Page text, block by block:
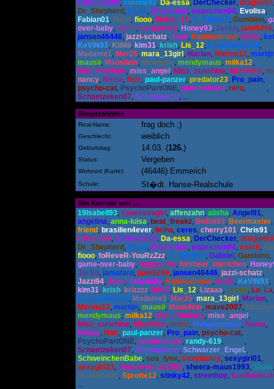
Chrissi2603, corona92, Da-essa, DerChecker, dragon93,
Dr_Shepherd , Elyas, Engelchen, engelchen94, Evolisa,
Fabian01, Farid , fiooo, flinkel_15, F_ToRReS, Gambino,
over-baby, girl77, happycore, Honey93, Jacko, jane9296,
jansen46446, jazzi-schatz, Jean, Kaddiadmiral , kaRo,
KeViN93, KiiMii, kim31, krish, Lis_12, LunaLovegood ,
Madame1, Mar25, mara_13girl , Marian, Marina12,
mausii, Mausilein, Mcwayne, mendymaus, milka12,
Mini_Pinklady, miss_angel , Misz_sunshine, MizzAlina,
nancy, Neina, Noir, paul-panzer, predator23, Pro_pain,
psycho-cat, PsychoPartONE, qammelcore, reru,
,
Schaetzeken07, Schmusecat, ...
Benutzerinfos
Real-Name: frag doch ;)
Geschlecht: weiblich
Geburtstag: 14.03. (126.)
Status: Vergeben
Wohnort (Karte): (46446) Emmerich
Schule: St�dt. Hanse-Realschule
Bin Kontakt von ...
19Isabell93, 1suessesgirl , affenzahn, alisha, Angel91,
angelina, anna-luisa, beat_freakz, BeBiii93, Beermaster,
friend , brasilien4ever, brina, ceres, cherry101, Chris91,
Chrissi06, Chrissi2603, Da-essa, DerChecker, dragon93
Dr_Shepherd , Elyas, Engelchen, engelchen94, esprit,
fiooo, foReveR-YouRzZzz, F_ToRReS, Gabriel , Gambino,
game-over-baby, happycore, himbeer_toertchen,
Jacko, jamataro, jane9296, jansen46446, jazzi-schatz,
Jazzi94, Jean, Jellybaby, Kaddiadmiral , kaRo, KeViN93,
kim31, krish, krizzzz, lilli12, Lis_12, Lizaaa, Locke, Lo_La,
LunaLovegood , Madame1, Mar25, mara_13girl , Marian,
Marina12, martijn, mausii, Mausilein, mave2007,
mendymaus, milka12, Mini_Pinklady, miss_angel ,
Misz_sunshine, MizzAlina, morir, MuhammmeD, Neina,
Nessy, Noir, paul-panzer, Pro_pain, psycho-cat,
PsychoPartONE, qammelcore, randy-619,
,
Schaetzeken07, Schmusecat, Schwarzer_EngeL,
SchweinchenBabe, sea_lynx, Sexybanny, sexygirl01,
sexygirl23, Sharon-maus1993, sheera-maus1993, Shela,
SLimShaDy, Sprotte12, stinky42, streetboy, Sunflower-
...